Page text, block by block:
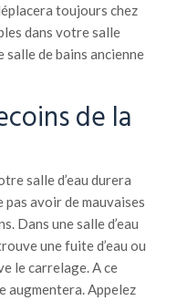
toujours chez
dans votre salle
salle de bains ancienne
de la
salle d’eau durera
pas avoir de mauvaises
Dans une salle d’eau
une fuite d’eau ou
le carrelage. A ce
augmentera. Appelez